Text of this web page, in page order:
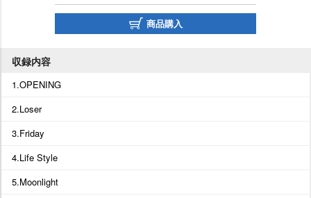
商品購入
収録内容
1.OPENING
2.Loser
3.Friday
4.Life Style
5.Moonlight